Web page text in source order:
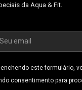
da Aqua & Fit.
este formulário,
consentimento para